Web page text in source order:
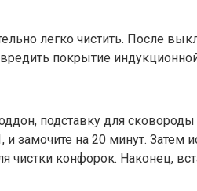
легко чистить. После
покрытие
подставку для
на 20 минут. Затем
чистки конфорок. Наконец,